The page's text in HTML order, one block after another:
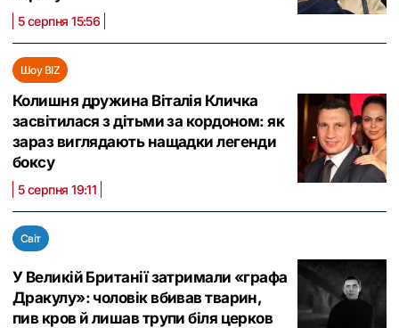
5 серпня 15:56
Шоу BIZ
Колишня дружина Віталія Кличка
засвітилася з дітьми за кордоном: як
зараз виглядають нащадки легенди
боксу
5 серпня 19:11
Світ
У Великій Британії затримали «графа
Дракулу»: чоловік вбивав тварин,
пив кров й лишав трупи біля церков